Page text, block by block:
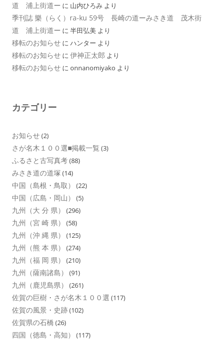
道 浦上街道ー に 山内ひろみ より
季刊誌 樂（らく）ra-ku 59号 長崎の道ーみさき道 茂木街
道 浦上街道ー に 半田弘美 より
移転のお知らせ に ハンター より
移転のお知らせ に 伊神正太郎 より
移転のお知らせ に onnanomiyako より
カテゴリー
お知らせ(2)
さが名木１００選■掲載一覧 (3)
ふるさと古写真考(88)
みさき道の道塚 (14)
中国（島根・鳥取） (22)
中国（広島・岡山） (5)
九州（大 分 県） (296)
九州（宮 崎 県） (58)
九州（沖 縄 県） (125)
九州（熊 本 県） (274)
九州（福 岡 県） (210)
九州（薩南諸島） (91)
九州（鹿児島県） (261)
佐賀の巨樹・さが名木１００選 (117)
佐賀の風景・史跡(102)
佐賀県の石橋 (26)
四国（徳島・高知） (117)